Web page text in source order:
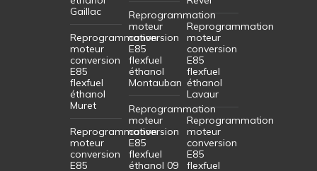
Gaillac
Reprogrammation
moteur
conversion
E85
flexfuel
éthanol
Muret
Reprogrammation
moteur
conversion
E85
Reprogrammation
moteur
conversion
E85
flexfuel
éthanol
Montauban
Reprogrammation
moteur
conversion
E85
flexfuel
éthanol 09
Reprogrammation
moteur
conversion
E85
flexfuel
éthanol
Lavaur
Reprogrammation
moteur
conversion
E85
flexfuel